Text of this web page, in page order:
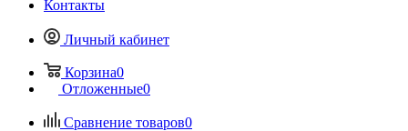
Контакты
Личный кабинет
Корзина0
Отложенные0
Сравнение товаров0